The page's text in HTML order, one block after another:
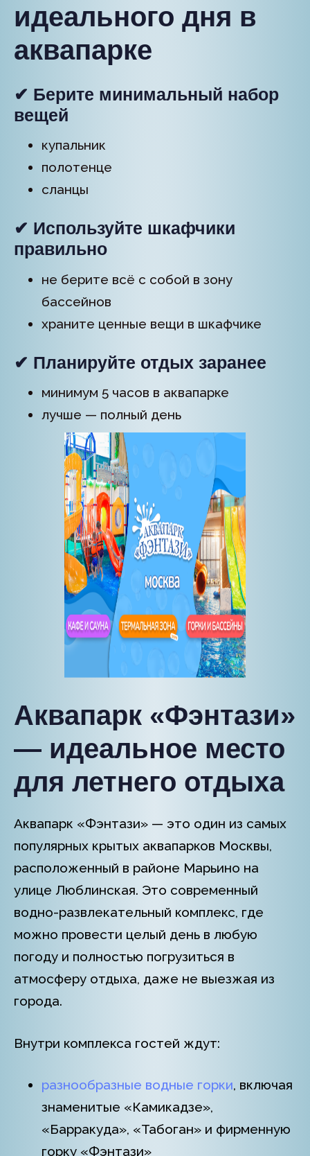
идеального дня в
аквапарке
✔ Берите минимальный набор
вещей
купальник
полотенце
сланцы
✔ Используйте шкафчики
правильно
не берите всё с собой в зону
бассейнов
храните ценные вещи в шкафчике
✔ Планируйте отдых заранее
минимум 5 часов в аквапарке
лучше — полный день
Аквапарк «Фэнтази»
— идеальное место
для летнего отдыха
Аквапарк «Фэнтази» — это один из самых
популярных крытых аквапарков Москвы,
расположенный в районе Марьино на
улице Люблинская. Это современный
водно-развлекательный комплекс, где
можно провести целый день в любую
погоду и полностью погрузиться в
атмосферу отдыха, даже не выезжая из
города.
Внутри комплекса гостей ждут:
разнообразные водные горки, включая
знаменитые «Камикадзе»,
«Барракуда», «Табоган» и фирменную
горку «Фэнтази»